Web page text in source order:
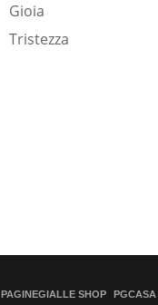
Gioia
Tristezza
PAGINEGIALLE SHOP PGCASA